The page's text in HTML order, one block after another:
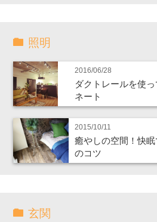
照明
2016/06/28
ダクトレールを使
ネート
2015/10/11
癒やしの空間！快
のコツ
玄関